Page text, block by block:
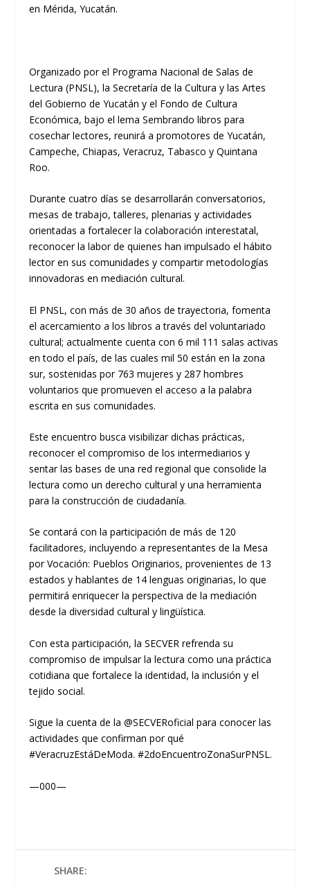
en Mérida, Yucatán.
Organizado por el Programa Nacional de Salas de
Lectura (PNSL), la Secretaría de la Cultura y las Artes
del Gobierno de Yucatán y el Fondo de Cultura
Económica, bajo el lema Sembrando libros para
cosechar lectores, reunirá a promotores de Yucatán,
Campeche, Chiapas, Veracruz, Tabasco y Quintana
Roo.
Durante cuatro días se desarrollarán conversatorios,
mesas de trabajo, talleres, plenarias y actividades
orientadas a fortalecer la colaboración interestatal,
reconocer la labor de quienes han impulsado el hábito
lector en sus comunidades y compartir metodologías
innovadoras en mediación cultural.
El PNSL, con más de 30 años de trayectoria, fomenta
el acercamiento a los libros a través del voluntariado
cultural; actualmente cuenta con 6 mil 111 salas activas
en todo el país, de las cuales mil 50 están en la zona
sur, sostenidas por 763 mujeres y 287 hombres
voluntarios que promueven el acceso a la palabra
escrita en sus comunidades.
Este encuentro busca visibilizar dichas prácticas,
reconocer el compromiso de los intermediarios y
sentar las bases de una red regional que consolide la
lectura como un derecho cultural y una herramienta
para la construcción de ciudadanía.
Se contará con la participación de más de 120
facilitadores, incluyendo a representantes de la Mesa
por Vocación: Pueblos Originarios, provenientes de 13
estados y hablantes de 14 lenguas originarias, lo que
permitirá enriquecer la perspectiva de la mediación
desde la diversidad cultural y lingüística.
Con esta participación, la SECVER refrenda su
compromiso de impulsar la lectura como una práctica
cotidiana que fortalece la identidad, la inclusión y el
tejido social.
Sigue la cuenta de la @SECVERoficial para conocer las
actividades que confirman por qué
#VeracruzEstáDeModa. #2doEncuentroZonaSurPNSL.
—000—
SHARE: